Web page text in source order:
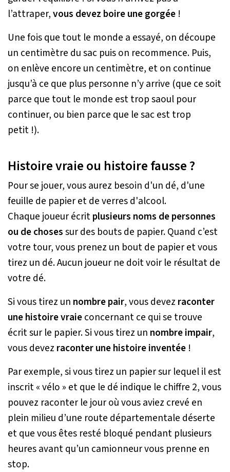
l’attraper,vous devez boire une gorgée !
Une fois que tout le monde a essayé, on découpe
un centimètre du sac puis on recommence. Puis,
on enlève encore un centimètre, et on continue
jusqu’à ce que plus personne n’y arrive (que ce soit
parce que tout le monde est trop saoul pour
continuer, ou bien parce que le sac est trop
petit !).
Histoire vraie ou histoire fausse ?
Pour se jouer, vous aurez besoin d'un dé, d'une
feuille de papier et de verres d'alcool.
Chaque joueur écritplusieurs noms de personnes
ou de chosessur des bouts de papier. Quand c’est
votre tour, vous prenez un bout de papier et vous
tirez un dé. Aucun joueur ne doit voir le résultat de
votre dé.
Si vous tirez un nombre pair, vous devez raconter
une histoire vraieconcernant ce qui se trouve
écrit sur le papier. Si vous tirez un nombre impair,
vous devez raconter une histoire inventée !
Par exemple, si vous tirez un papier sur lequel il est
inscrit « vélo » et que le dé indique le chiffre 2, vous
pouvez raconter le jour où vous aviez crevé en
plein milieu d’une route départementale déserte
et que vous êtes resté bloqué pendant plusieurs
heures avant qu’un camionneur vous prenne en
stop.